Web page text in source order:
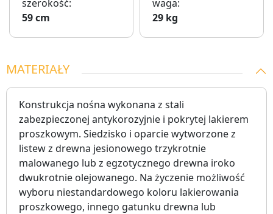
szerokość:
59 cm
waga:
29 kg
MATERIAŁY
Konstrukcja nośna wykonana z stali
zabezpieczonej antykorozyjnie i pokrytej lakierem
proszkowym. Siedzisko i oparcie wytworzone z
listew z drewna jesionowego trzykrotnie
malowanego lub z egzotycznego drewna iroko
dwukrotnie olejowanego. Na życzenie możliwość
wyboru niestandardowego koloru lakierowania
proszkowego, innego gatunku drewna lub